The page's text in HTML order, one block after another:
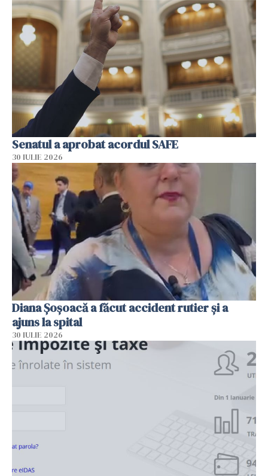
Senatul a aprobat acordul SAFE
30 IULIE 2026
Diana Șoșoacă a făcut accident rutier și a
ajuns la spital
30 IULIE 2026